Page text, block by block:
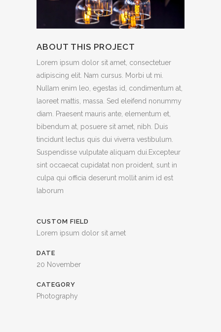
ABOUT THIS PROJECT
Lorem ipsum dolor sit amet, consectetuer
adipiscing elit. Nam cursus. Morbi ut mi.
Nullam enim leo, egestas id, condimentum at,
laoreet mattis, massa. Sed eleifend nonummy
diam. Praesent mauris ante, elementum et,
bibendum at, posuere sit amet, nibh. Duis
tincidunt lectus quis dui viverra vestibulum.
Suspendisse vulputate aliquam dui.Excepteur
sint occaecat cupidatat non proident, sunt in
culpa qui officia deserunt mollit anim id est
laborum
CUSTOM FIELD
Lorem ipsum dolor sit amet
DATE
20 November
CATEGORY
Photography